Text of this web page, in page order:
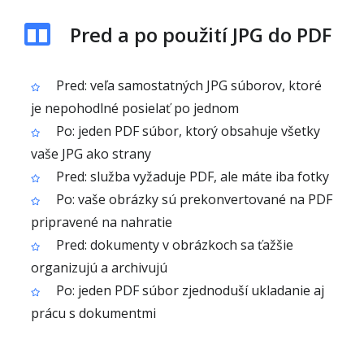
Pred a po použití JPG do PDF
Pred: veľa samostatných JPG súborov, ktoré
je nepohodlné posielať po jednom
Po: jeden PDF súbor, ktorý obsahuje všetky
vaše JPG ako strany
Pred: služba vyžaduje PDF, ale máte iba fotky
Po: vaše obrázky sú prekonvertované na PDF
pripravené na nahratie
Pred: dokumenty v obrázkoch sa ťažšie
organizujú a archivujú
Po: jeden PDF súbor zjednoduší ukladanie aj
prácu s dokumentmi